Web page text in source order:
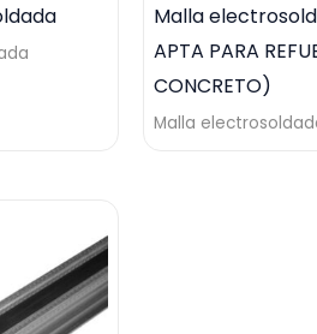
Malla
APTA PARA
CONCRETO)
Malla